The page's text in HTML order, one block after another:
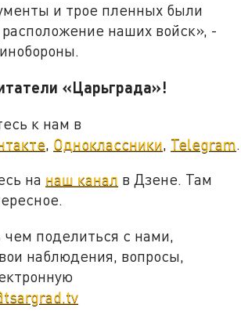
и трое пленных были
наших войск», -
«Царьграда»!
к нам в
Одноклассники Telegram
на наш канал в Дзене. Там
чем поделиться с нами,
наблюдения, вопросы,